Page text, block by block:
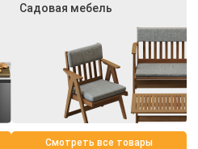
Садовая мебель
Смотреть все товары